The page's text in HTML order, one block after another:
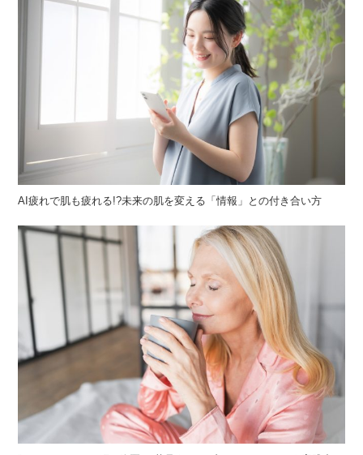
AI疲れで肌も疲れる!?未来の肌を変える「情報」との付き合い方